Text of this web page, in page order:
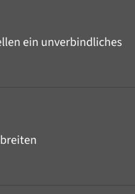
ein unverbindliches